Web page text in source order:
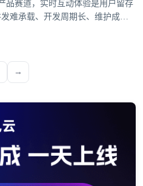
品赛道，实时互动体验是用户留存
难承载、开发周期长、维护成本
→